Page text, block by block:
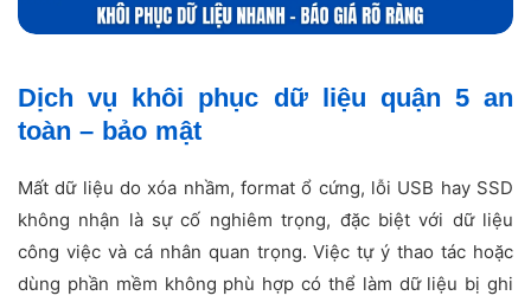
Dịch vụ khôi phục dữ liệu quận 5 an
toàn – bảo mật
Mất dữ liệu do xóa nhầm, format ổ cứng, lỗi USB hay SSD
không nhận là sự cố nghiêm trọng, đặc biệt với dữ liệu
công việc và cá nhân quan trọng. Việc tự ý thao tác hoặc
dùng phần mềm không phù hợp có thể làm dữ liệu bị ghi